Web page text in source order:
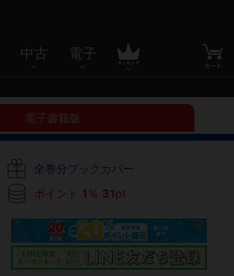
中古 電子
電子書籍版
全巻分ブックカバー
ポイント 1 ％ 31pt